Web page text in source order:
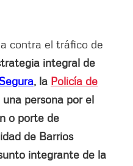
contra el tráfico de
integral de
, la Policía de
persona por el
o porte de
de Barrios
integrante de la